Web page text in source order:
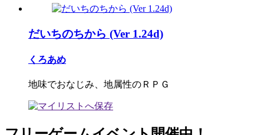
だいちのちから (Ver 1.24d)
くろあめ
地味でおなじみ、地属性のＲＰＧ